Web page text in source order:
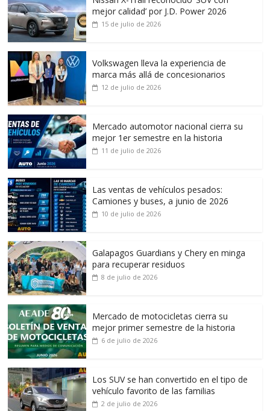
mejor calidad’ por J.D. Power 2026
15 de julio de 2026
Volkswagen lleva la experiencia de
marca más allá de concesionarios
12 de julio de 2026
Mercado automotor nacional cierra su
mejor 1er semestre en la historia
11 de julio de 2026
Las ventas de vehículos pesados:
Camiones y buses, a junio de 2026
10 de julio de 2026
Galapagos Guardians y Chery en minga
para recuperar residuos
8 de julio de 2026
Mercado de motocicletas cierra su
mejor primer semestre de la historia
6 de julio de 2026
Los SUV se han convertido en el tipo de
vehículo favorito de las familias
2 de julio de 2026